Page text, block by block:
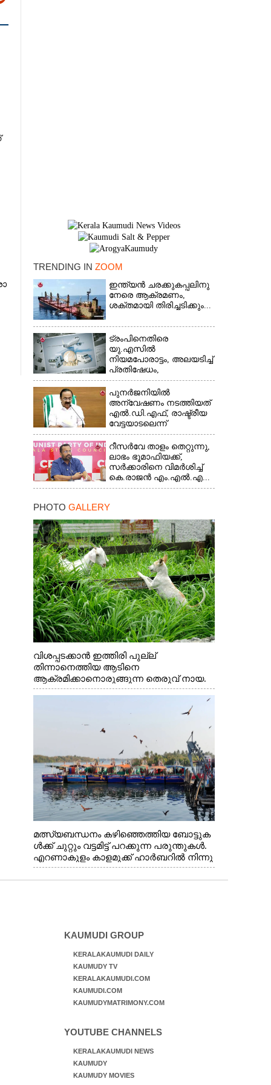
TRENDING IN ZOOM
ഇന്ത്യൻ ചരക്കുകപ്പലിനു
നേരെ ആക്രമണം,
ശക്തമായി തിരിച്ചടിക്കും...
ട്രംപിനെതിരെ
യു.എസിൽ
നിയമപോരാട്ടം, അലയടിച്ച്
പ്രതിഷേധം,
ഭയന്നുവിറച്ച്...
പുനർജനിയിൽ
അന്വേഷണം നടത്തിയത്
എൽ.ഡി.എഫ്, രാഷ്ട്രീയ
വേട്ടയാടലെന്ന്
പറഞ്ഞിട്ടില്ല...
റീസർവേ താളം തെറ്റുന്നു,
ലാഭം ഭൂമാഫിയക്ക്,
സർക്കാരിനെ വിമർശിച്ച്
കെ.രാജൻ എം.എൽ.എ...
PHOTO GALLERY
വിശപ്പടക്കാൻ ഇത്തിരി പുല്ല്
തിന്നാനെത്തിയ ആടിനെ
ആക്രമിക്കാനൊരുങ്ങുന്ന തെരുവ് നായ.
എറണാകുളം വാത്തുരുത്തിയിൽ നിന്നുള്ള
മത്സ്യബന്ധനം കഴിഞ്ഞെത്തിയ ബോട്ടുക
ൾക്ക് ചുറ്റും വട്ടമിട്ട് പറക്കുന്ന പരുന്തുകൾ.
എറണാകുളം കാളമുക്ക് ഹാർബറിൽ നിന്നു
ള്ള കാഴ്ച
KAUMUDI GROUP
KERALAKAUMUDI DAILY
KAUMUDY TV
KERALAKAUMUDI.COM
KAUMUDI.COM
KAUMUDYMATRIMONY.COM
YOUTUBE CHANNELS
KERALAKAUMUDI NEWS
KAUMUDY
KAUMUDY MOVIES